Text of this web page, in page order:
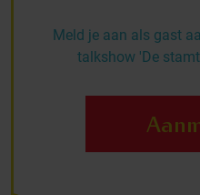
Meld je aan als gast
talkshow 'De